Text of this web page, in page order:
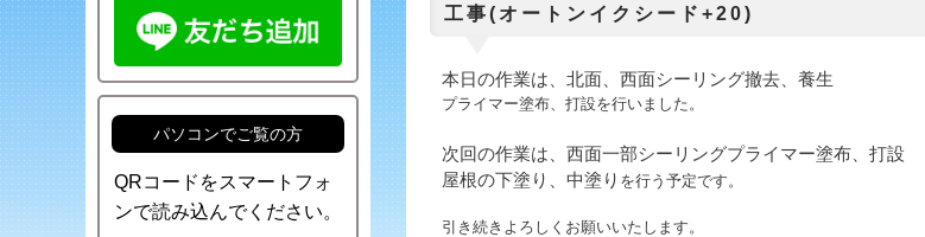
工事(オートンイクシード+20)
本日の作業は、北面、西面シーリング撤去、養生
プライマー塗布、打設を行いました。
次回の作業は、西面一部シーリングプライマー塗布、打設
屋根の下塗り、中塗り を行う予定です。
引き続きよろしくお願いいたします。
パソコンでご覧の方
QRコードをスマートフォ
ンで読み込んでください。